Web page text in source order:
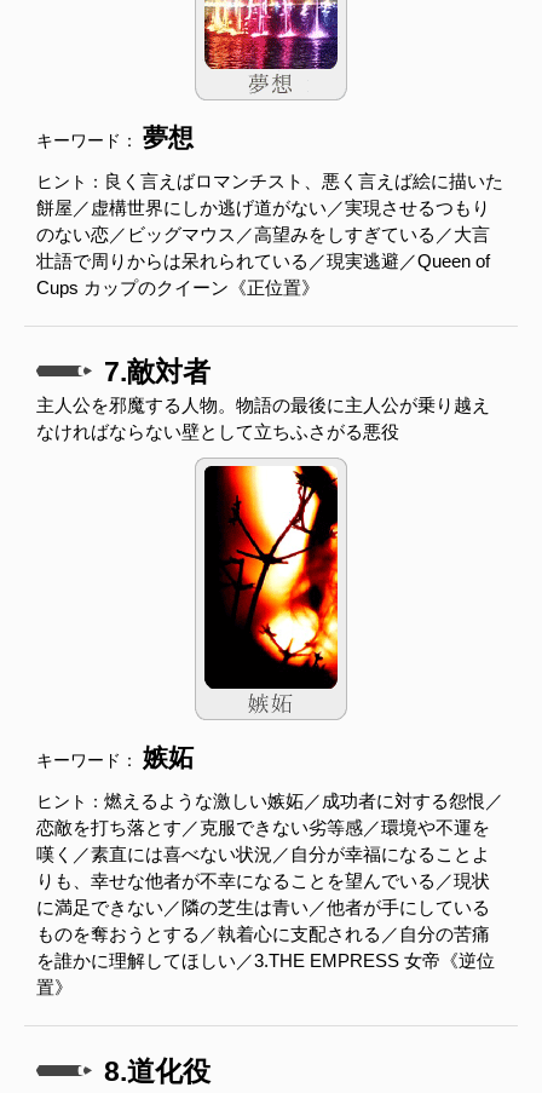
キーワード： 夢想
ヒント： 良く言えばロマンチスト、悪く言えば絵に描いた
餅屋／虚構世界にしか逃げ道がない／実現させるつもり
のない恋／ビッグマウス／高望みをしすぎている／大言
壮語で周りからは呆れられている／現実逃避／Queen of
Cups カップのクイーン《正位置》
7.敵対者
主人公を邪魔する人物。物語の最後に主人公が乗り越え
なければならない壁として立ちふさがる悪役
キーワード： 嫉妬
ヒント： 燃えるような激しい嫉妬／成功者に対する怨恨／
恋敵を打ち落とす／克服できない劣等感／環境や不運を
嘆く／素直には喜べない状況／自分が幸福になることよ
りも、幸せな他者が不幸になることを望んでいる／現状
に満足できない／隣の芝生は青い／他者が手にしている
ものを奪おうとする／執着心に支配される／自分の苦痛
を誰かに理解してほしい／3.THE EMPRESS 女帝《逆位
置》
8.道化役